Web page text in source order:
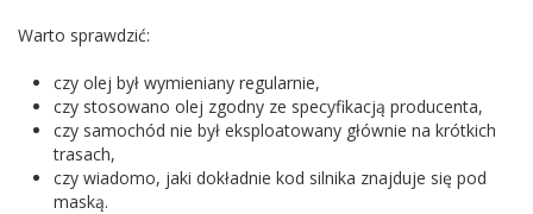
Warto sprawdzić:
czy olej był wymieniany regularnie,
czy stosowano olej zgodny ze specyfikacją producenta,
czy samochód nie był eksploatowany głównie na krótkich
trasach,
czy wiadomo, jaki dokładnie kod silnika znajduje się pod
maską.